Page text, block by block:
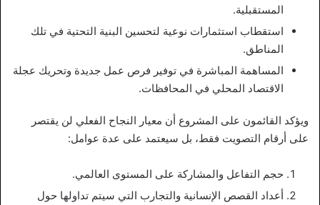
المستقبلية.
استقطاب استثمارات نوعية لتحسين البنية التحتية في تلك
المناطق.
المساهمة المباشرة في توفير فرص عمل جديدة وتحريك عجلة
الاقتصاد المحلي في المحافظات.
ويؤكد القائمون على المشروع أن معيار النجاح الفعلي لن يقتصر
على أرقام التصويت فقط، بل سيعتمد على عدة عوامل:
حجم التفاعل والمشاركة على المستوى العالمي.
أعداد القصص الإنسانية والتجارب التي سيتم تداولها حول